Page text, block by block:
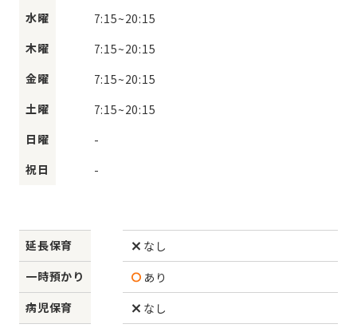
水曜
7:15~20:15
木曜
7:15~20:15
金曜
7:15~20:15
土曜
7:15~20:15
日曜
-
祝日
-
延長保育
なし
一時預かり
あり
病児保育
なし